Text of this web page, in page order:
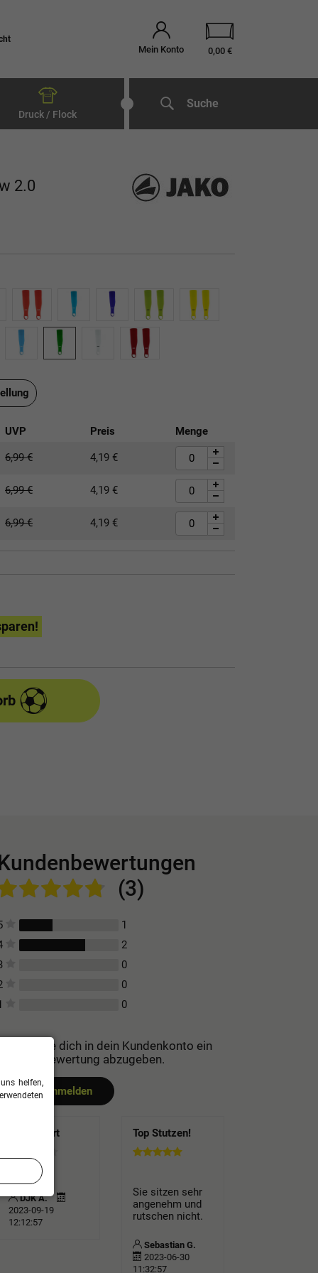
Mein Konto 0,00 €
Druck / Flock
Suche
2.0
UVP Preis Menge
6,99€ 4,19 €
6,99€ 4,19 €
6,99€ 4,19 €
(3)
1
2
0
0
0
Bitte logge dich in dein Kundenkonto ein
um eine Bewertung abzugeben.
Jetzt anmelden
Dieter Dort
DJK A.
2023-09-19
12:12:57
Top Stutzen!
Sie sitzen sehr
angenehm und
rutschen nicht.
Sebastian G.
2023-06-30
11:32:57
helfen,